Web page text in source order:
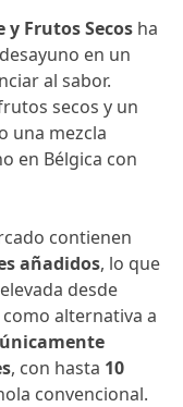
Frutos Secos ha
en un
al sabor.
secos y un
una mezcla
en Bélgica con
contienen
añadidos, lo que
desde
alternativa a
únicamente
, con hasta 10
convencional.